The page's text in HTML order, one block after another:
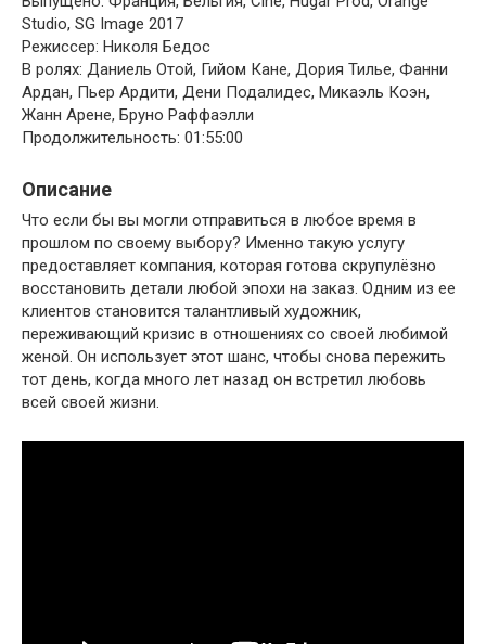
Studio, SG Image 2017
Режиссер: Николя Бедос
В ролях: Даниель Отой, Гийом Кане, Дория Тилье, Фанни
Ардан, Пьер Ардити, Дени Подалидес, Микаэль Коэн,
Жанн Арене, Бруно Раффаэлли
Продолжительность: 01:55:00
Описание
Что если бы вы могли отправиться в любое время в
прошлом по своему выбору? Именно такую услугу
предоставляет компания, которая готова скрупулёзно
восстановить детали любой эпохи на заказ. Одним из ее
клиентов становится талантливый художник,
переживающий кризис в отношениях со своей любимой
женой. Он использует этот шанс, чтобы снова пережить
тот день, когда много лет назад он встретил любовь
всей своей жизни.